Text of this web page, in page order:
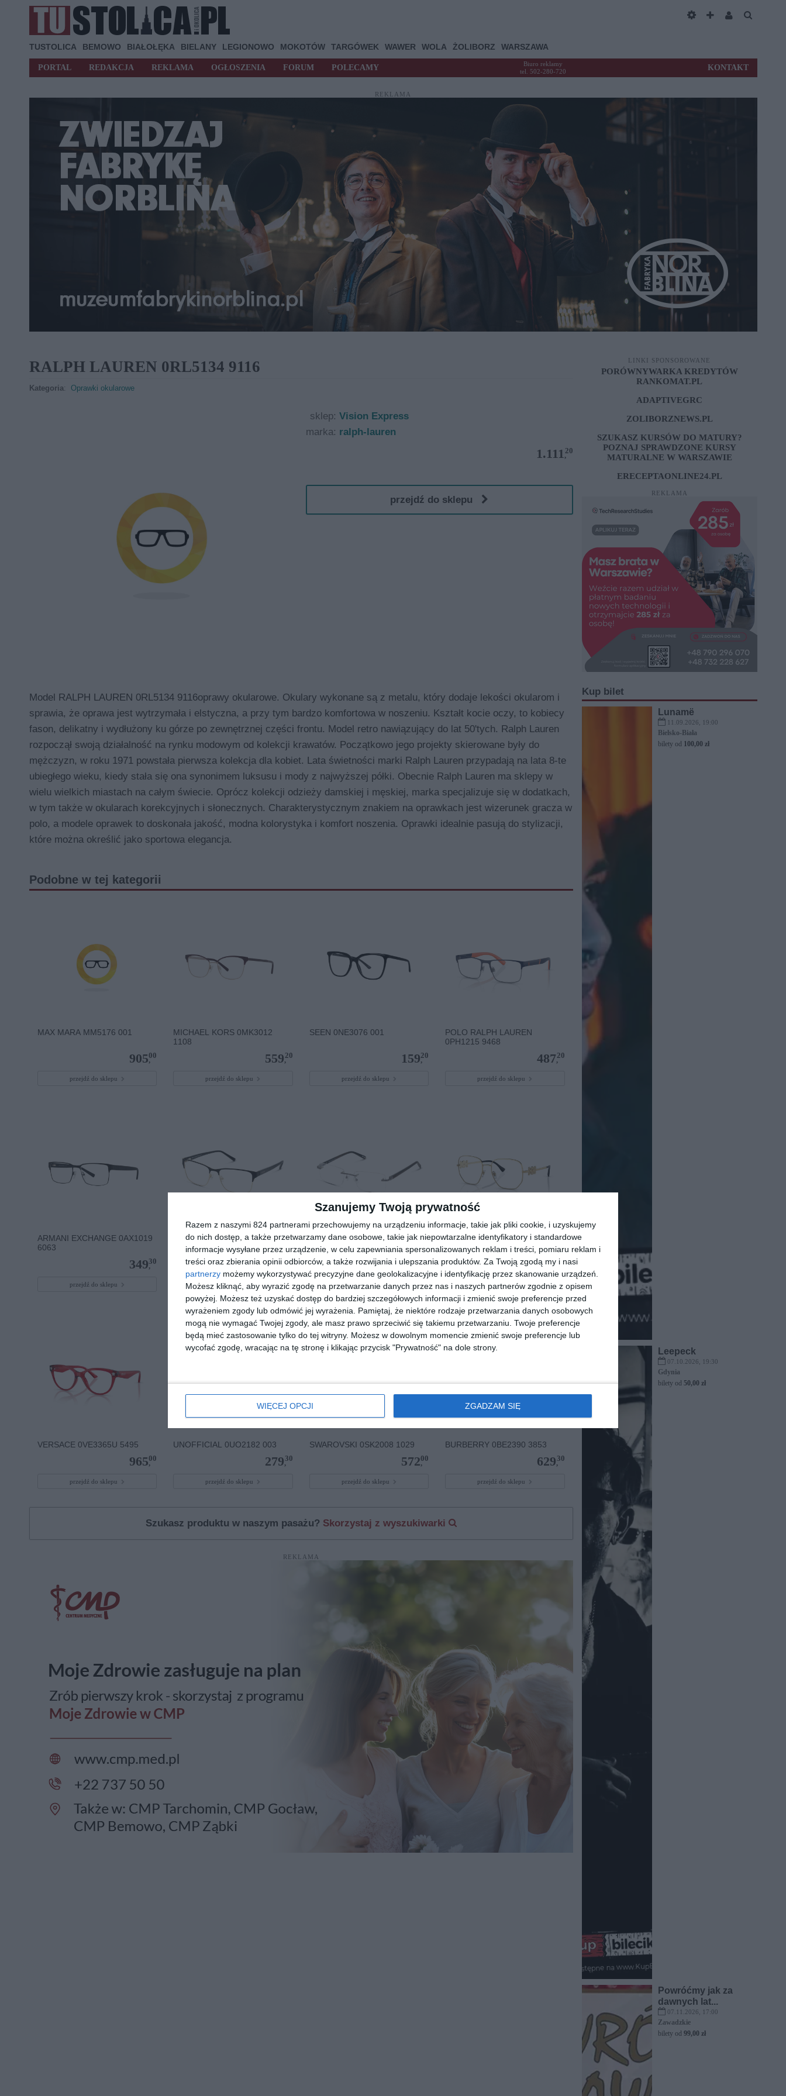
Szanujemy Twoją prywatność
Razem z naszymi 824 partnerami przechowujemy na urządzeniu informacje, takie jak pliki cookie, i uzyskujemy
do nich dostęp, a także przetwarzamy dane osobowe, takie jak niepowtarzalne identyfikatory i standardowe
informacje wysyłane przez urządzenie, w celu zapewniania spersonalizowanych reklam i treści, pomiaru reklam i
treści oraz zbierania opinii odbiorców, a także rozwijania i ulepszania produktów. Za Twoją zgodą my i nasi
partnerzy możemy wykorzystywać precyzyjne dane geolokalizacyjne i identyfikację przez skanowanie urządzeń.
Możesz kliknąć, aby wyrazić zgodę na przetwarzanie danych przez nas i naszych partnerów zgodnie z opisem
powyżej. Możesz też uzyskać dostęp do bardziej szczegółowych informacji i zmienić swoje preferencje przed
wyrażeniem zgody lub odmówić jej wyrażenia.
Pamiętaj, że niektóre rodzaje przetwarzania danych osobowych
mogą nie wymagać Twojej zgody, ale masz prawo sprzeciwić się takiemu przetwarzaniu. Twoje preferencje
będą mieć zastosowanie tylko do tej witryny. Możesz w dowolnym momencie zmienić swoje preferencje lub
wycofać zgodę, wracając na tę stronę i klikając przycisk "Prywatność" na dole strony.
WIĘCEJ OPCJI ZGADZAM SIĘ
TUSTOLICA BEMOWO BIAŁOŁĘKA BIELANY LEGIONOWO MOKOTÓW TARGÓWEK WAWER WOLA ŻOLIBORZ WARSZAWA
PORTAL REDAKCJA REKLAMA OGŁOSZENIA FORUM POLECAMY
Biuro reklamy
tel. 502-280-720
KONTAKT
REKLAMA
RALPH LAUREN 0RL5134 9116
Kategoria: Oprawki okularowe
sklep: Vision Express
marka: ralph-lauren
1.111,
20
przejdź do sklepu
Model RALPH LAUREN 0RL5134 9116oprawy okularowe. Okulary wykonane są z metalu, który dodaje lekości okularom i
sprawia, że oprawa jest wytrzymała i elstyczna, a przy tym bardzo komfortowa w noszeniu. Kształt kocie oczy, to kobiecy
fason, delikatny i wydłużony ku górze po zewnętrznej części frontu. Model retro nawiązujący do lat 50'tych. Ralph Lauren
rozpoczął swoją działalność na rynku modowym od kolekcji krawatów. Początkowo jego projekty skierowane były do
mężczyzn, w roku 1971 powstała pierwsza kolekcja dla kobiet. Lata świetności marki Ralph Lauren przypadają na lata 8-te
ubiegłego wieku, kiedy stała się ona synonimem luksusu i mody z najwyższej półki. Obecnie Ralph Lauren ma sklepy w
wielu wielkich miastach na całym świecie. Oprócz kolekcji odzieży damskiej i męskiej, marka specjalizuje się w dodatkach,
w tym także w okularach korekcyjnych i słonecznych. Charakterystycznym znakiem na oprawkach jest wizerunek gracza w
polo, a modele oprawek to doskonała jakość, modna kolorystyka i komfort noszenia. Oprawki idealnie pasują do stylizacji,
które można określić jako sportowa elegancja.
Podobne w tej kategorii
MAX MARA MM5176 001
905,
00
przejdź do sklepu
MICHAEL KORS 0MK3012
1108
559,
20
przejdź do sklepu
SEEN 0NE3076 001
159,
20
przejdź do sklepu
POLO RALPH LAUREN
0PH1215 9468
487,
20
przejdź do sklepu
ARMANI EXCHANGE 0AX1019
6063
349,
30
przejdź do sklepu
UNOFFICIAL UNOM0302 BD00
399,
00
przejdź do sklepu
D BY D DBOM5082 GN00
299,
00
przejdź do sklepu
VERSACE 0VE1283 1002
903 20
przejdź do sklepu
VERSACE 0VE3365U 5495
965,
00
przejdź do sklepu
UNOFFICIAL 0UO2182 003
279,
30
przejdź do sklepu
SWAROVSKI 0SK2008 1029
572,
00
przejdź do sklepu
BURBERRY 0BE2390 3853
629,
30
przejdź do sklepu
Szukasz produktu w naszym pasażu? Skorzystaj z wyszukiwarki
REKLAMA
LINKI SPONSOROWANE
PORÓWNYWARKA KREDYTÓW
RANKOMAT.PL
ADAPTIVEGRC
ZOLIBORZNEWS.PL
SZUKASZ KURSÓW DO MATURY?
POZNAJ SPRAWDZONE KURSY
MATURALNE W WARSZAWIE
ERECEPTAONLINE24.PL
REKLAMA
Kup bilet
Lunamë
11.09.2026, 19:00
Bielsko-Biała
bilety od 100,00 zł
Leepeck
07.10.2026, 19:30
Gdynia
bilety od 50,00 zł
Powróćmy jak za
dawnych lat...
07.11.2026, 17:00
Zawadzkie
bilety od 99,00 zł